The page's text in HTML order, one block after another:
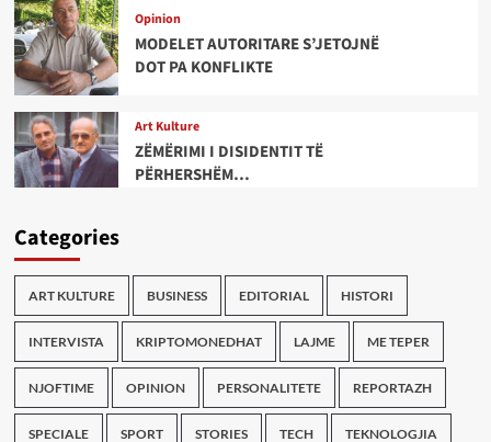
Opinion
MODELET AUTORITARE S’JETOJNË
DOT PA KONFLIKTE
Art Kulture
ZËMËRIMI I DISIDENTIT TË
PËRHERSHËM…
Categories
ART KULTURE BUSINESS EDITORIAL HISTORI
INTERVISTA KRIPTOMONEDHAT LAJME ME TEPER
NJOFTIME OPINION PERSONALITETE REPORTAZH
SPECIALE SPORT STORIES TECH TEKNOLOGJIA